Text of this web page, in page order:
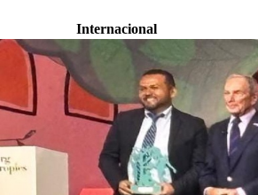
Internacional